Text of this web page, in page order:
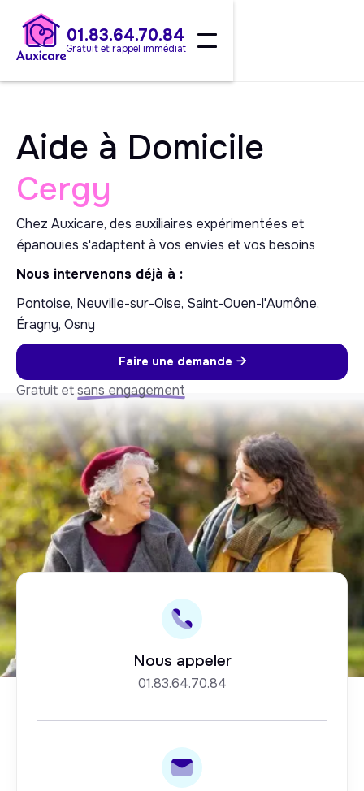
01.83.64.70.84
Gratuit et rappel immédiat
Aide à Domicile
Cergy
Chez Auxicare, des auxiliaires expérimentées et
épanouies s'adaptent à vos envies et vos besoins
Nous intervenons déjà à :
Pontoise, Neuville-sur-Oise, Saint-Ouen-l'Aumône,
Éragny, Osny
Faire une demande 
Gratuit etsans engagement
Nous appeler
01.83.64.70.84